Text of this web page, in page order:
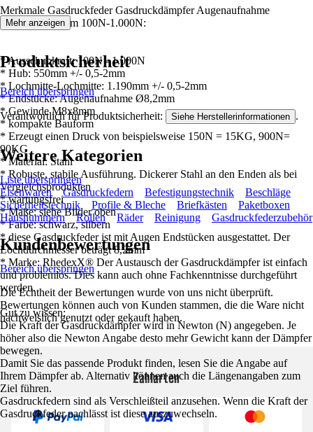
Merkmale Gasdruckfeder Gasdruckdämpfer Augenaufnahme
1.190mm/550mm 100N-1.000N:
* Ausschubkraft: 100N - 1.000N
* Hub: 550mm +/- 0,5-2mm
* Lochmitte-Lochmitte: 1.190mm +/- 0,5-2mm
* Endstücke: Augenaufnahme Ø8,2mm
* Gewinde M8x8mm
* kompakte Bauform
* Erzeugt einen Druck von beispielsweise 150N = 15KG, 900N=
90KG
* Material: Stahl
* Robuste, stabile Ausführung. Dickerer Stahl an den Enden als bei
Vergleichsprodukten
* wartungsfrei
* Maße: siehe Bilder oben
* Farbe: schwarz, silbern
* diese Gasdruckfeder ist mit Augen Endstücken ausgestattet. Der
Lochdurchmesser beträgt 8,2mm
* Marke: RhedexX® Der Austausch der Gasdruckdämpfer ist einfach
und problemlos. Dies kann auch ohne Fachkenntnisse durchgeführt
werden.
Gut zu wissen:
Die Kraft der Gasdruckdämpfer wird in Newton (N) angegeben. Je
höher also die Newton Angabe desto mehr Gewicht kann der Dämpfer
bewegen.
Damit Sie das passende Produkt finden, lesen Sie die Angabe auf
Ihrem Dämpfer ab. Alternativ können auch die Längenangaben zum
Ziel führen.
Gasdruckfedern sind als Verschleißteil anzusehen. Wenn die Kraft der
Gasdruckfeder nachlässt ist diese auszuwechseln.
Mehr anzeigen
Produktsicherheit
Bereich überspringen
Verantwortlich für Produktsicherheit: Siehe Herstellerinformationen .
Weitere Kategorien
Liste überspringen
Eisenwaren
Gasdruckfedern Befestigungstechnik
Beschläge
Sicherheitstechnik
Profile & Bleche Briefkästen
Paketboxen
Hausnummern
Rollen Räder Reinigung Gasdruckfederzubehör
Kundenbewertungen
Bereich überspringen
Die Echtheit der Bewertungen wurde von uns nicht überprüft.
Bewertungen können auch von Kunden stammen, die die Ware nicht
nachweislich genutzt oder gekauft haben.
Zahlarten